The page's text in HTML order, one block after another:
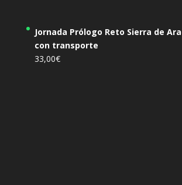
Jornada Prólogo Reto Sierra de
con transporte
33,00€